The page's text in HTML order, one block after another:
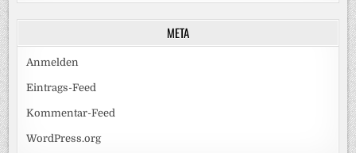
META
Anmelden
Eintrags-Feed
Kommentar-Feed
WordPress.org